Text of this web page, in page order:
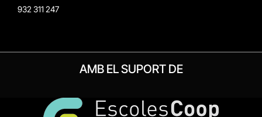
932 311 247
AMB EL SUPORT DE